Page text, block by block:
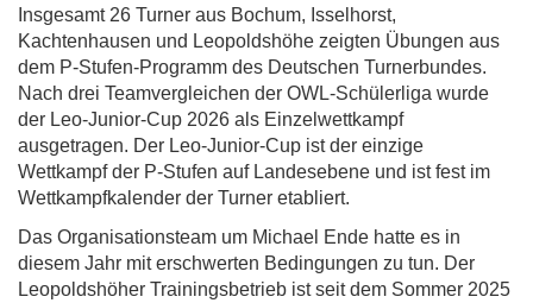
Insgesamt 26 Turner aus Bochum, Isselhorst,
Kachtenhausen und Leopoldshöhe zeigten Übungen aus
dem P-Stufen-Programm des Deutschen Turnerbundes.
Nach drei Teamvergleichen der OWL-Schülerliga wurde
der Leo-Junior-Cup 2026 als Einzelwettkampf
ausgetragen. Der Leo-Junior-Cup ist der einzige
Wettkampf der P-Stufen auf Landesebene und ist fest im
Wettkampfkalender der Turner etabliert.
Das Organisationsteam um Michael Ende hatte es in
diesem Jahr mit erschwerten Bedingungen zu tun. Der
Leopoldshöher Trainingsbetrieb ist seit dem Sommer 2025